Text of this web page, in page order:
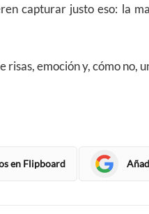
capturar justo eso: la
risas, emoción y, cómo no,
en Flipboard